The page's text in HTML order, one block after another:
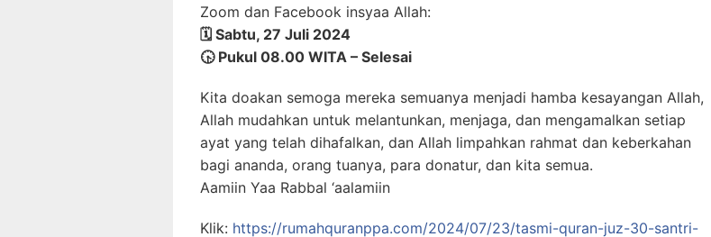
Zoom dan Facebook insyaa Allah:
🗓️ Sabtu, 27 Juli 2024
🕟 Pukul 08.00 WITA – Selesai
Kita doakan semoga mereka semuanya menjadi hamba kesayangan Allah,
Allah mudahkan untuk melantunkan, menjaga, dan mengamalkan setiap
ayat yang telah dihafalkan, dan Allah limpahkan rahmat dan keberkahan
bagi ananda, orang tuanya, para donatur, dan kita semua.
Aamiin Yaa Rabbal ‘aalamiin
Klik: https://rumahquranppa.com/2024/07/23/tasmi-quran-juz-30-santri-